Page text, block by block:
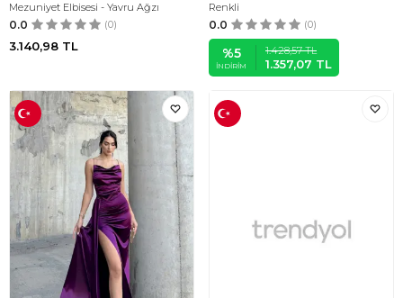
Mezuniyet Elbisesi - Yavru Ağzı
0.0 (0)
3.140,98 TL
Renkli
0.0 (0)
%5
İNDIRIM
1.428,57TL
1.357,07 TL